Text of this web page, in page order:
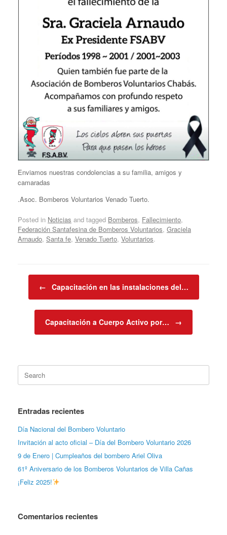
Enviamos nuestras condolencias a su familia, amigos y
camaradas
.Asoc. Bomberos Voluntarios Venado Tuerto.
Posted in Noticias and tagged Bomberos, Fallecimiento,
Federación Santafesina de Bomberos Voluntarios, Graciela
Arnaudo, Santa fe, Venado Tuerto, Voluntarios.
← Capacitación en las instalaciones del…
Capacitación a Cuerpo Activo por… →
Search
for:
Entradas recientes
Día Nacional del Bombero Voluntario
Invitación al acto oficial – Día del Bombero Voluntario 2026
9 de Enero | Cumpleaños del bombero Ariel Oliva
61º Aniversario de los Bomberos Voluntarios de Villa Cañas
¡Feliz 2025!
Comentarios recientes